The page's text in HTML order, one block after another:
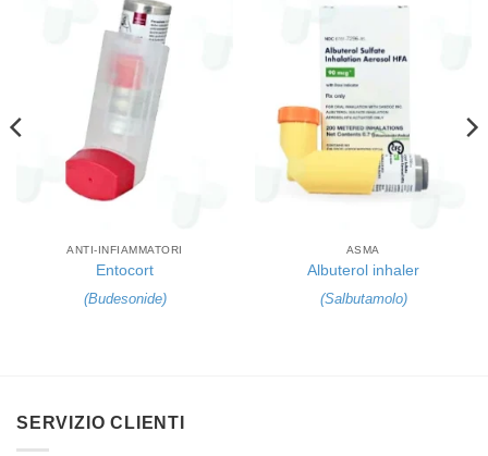
ANTI-INFIAMMATORI
Entocort
(Budesonide)
ASMA
Albuterol inhaler
(Salbutamolo)
SERVIZIO CLIENTI